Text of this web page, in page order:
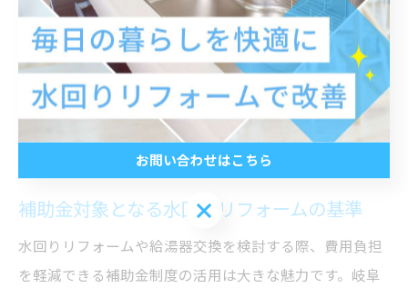
失敗しないためには、現場調査で配管や設置場所の状態
をしっかり確認し、必要に応じて関連設備のリフォーム
も同時に検討することが大切です。給湯器の機種選びだ
けでなく、施工内容全体を業者とよく相談し、具体的な
事例を参考にすると安心です。
補助金対象となる水回りリフォームの基準
水回りリフォームや給湯器交換を検討する際、費用負担
を軽減できる補助金制度の活用は大きな魅力です。岐阜
お問い合わせはこちら
お問い合わせはこちら